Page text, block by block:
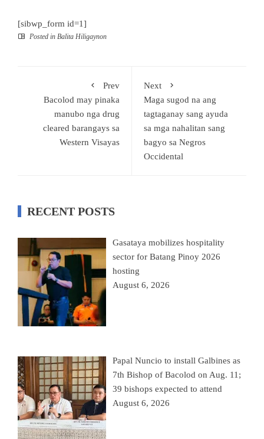
[sibwp_form id=1]
Posted in Balita Hiligaynon
Prev
Bacolod may pinaka
manubo nga drug
cleared barangays sa
Western Visayas
Next
Maga sugod na ang
tagtaganay sang ayuda
sa mga nahalitan sang
bagyo sa Negros
Occidental
RECENT POSTS
Gasataya mobilizes hospitality
sector for Batang Pinoy 2026
hosting
August 6, 2026
Papal Nuncio to install Galbines as
7th Bishop of Bacolod on Aug. 11;
39 bishops expected to attend
August 6, 2026